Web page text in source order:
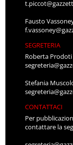
Fausto Vassoney
SEGRETERIA
Roberta Prodoti
Stefania Muscolo
CONTATTACI
Per
contattare la